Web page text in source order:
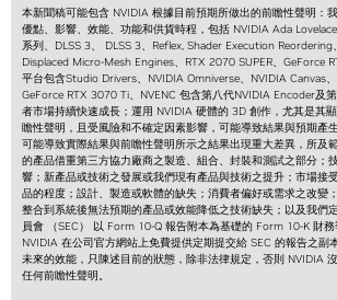
本新聞稿可能包含 NVIDIA 根據目前預期所做出的前瞻性聲明：
優點、影響、效能、功能和供貨時程，包括 NVIDIA Ada
系列、DLSS 3、 DLSS 3、Reflex, Shader Execution Reordering
Displaced Micro-Mesh Engines、RTX 2070 SUPER、GeForce
平台包含Studio Drivers、NVIDIA Omniverse、NVIDIA Canvas
GeForce RTX 3070 Ti、NVENC 包含第八代NVIDIA Encoder及
者市場持續快速成長；運用 NVIDIA 硬體的 3D 創作，尤其是其
瞻性聲明，且受風險和不確定因素影響，可能導致結果與預期產
可能導致實際結果與前瞻性聲明所示之結果出現重大差異，所及
的產品借重第三方協力廠商之製造、組合、封裝和測試之部分；
響；新產品或技術之發展或我們現有產品與技術之提升；市場接
品的程度；設計、製造或軟體的缺失；消費者偏好或需求之改變
整合到系統後無法預期的產品或效能降低之技術缺失；以及我們
員會 （SEC） 以 Form 10-Q 報告附本為基礎的 Form 10-K 財務
NVIDIA 在公司官方網站上免費提供定期提交給 SEC 的報告之副
未來的效能，只陳述目前的狀態，除非法律規定，否則 NVIDIA
任何前瞻性聲明。